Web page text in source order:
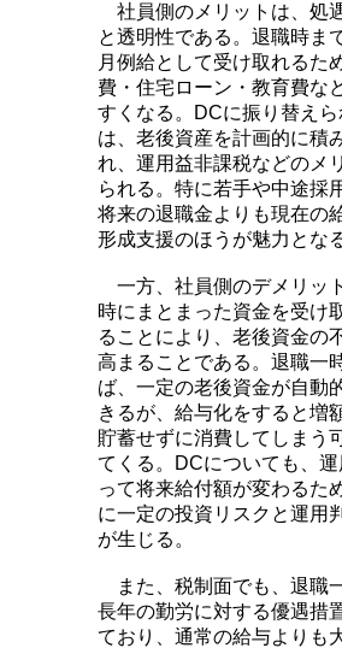
社員側のメリットは、処
と透明性である。退職時ま
月例給として受け取れるた
費・住宅ローン・教育費な
すくなる。DCに振り替え
は、老後資産を計画的に積
れ、運用益非課税などのメ
られる。特に若手や中途採
将来の退職金よりも現在の
形成支援のほうが魅力とな
一方、社員側のデメリッ
時にまとまった資金を受け
ることにより、老後資金の
高まることである。退職一
ば、一定の老後資金が自動
きるが、給与化をすると増
貯蓄せずに消費してしまう
てくる。DCについても、運
って将来給付額が変わるた
に一定の投資リスクと運用
が生じる。
また、税制面でも、退職
長年の勤労に対する優遇措
ており、通常の給与よりも